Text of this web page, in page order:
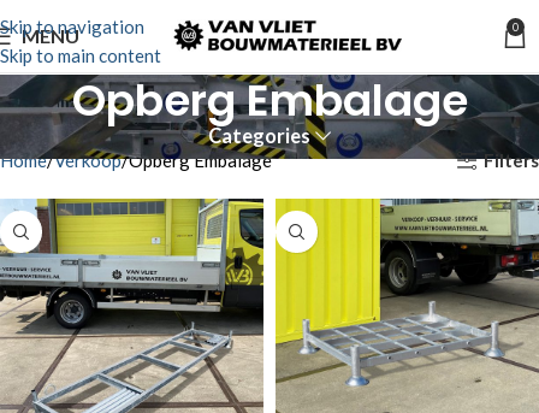
Skip to navigation
Skip to main content
MENU 0
Opberg Embalage
Categories
Home Verkoop Opberg Embalage Filters